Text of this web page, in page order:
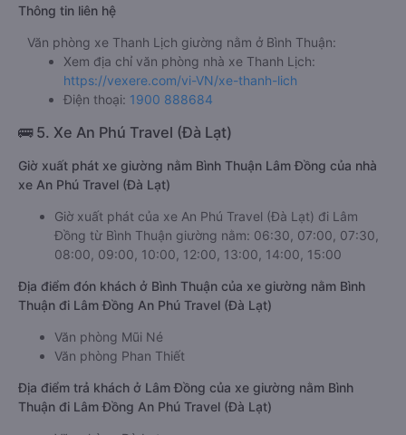
Thông tin liên hệ
Văn phòng xe Thanh Lịch giường nằm ở Bình Thuận:
Xem địa chỉ văn phòng nhà xe Thanh Lịch:
https://vexere.com/vi-VN/xe-thanh-lich
Điện thoại: 1900 888684
🚌 5. Xe An Phú Travel (Đà Lạt)
Giờ xuất phát xe giường nằm Bình Thuận Lâm Đồng của nhà
xe An Phú Travel (Đà Lạt)
Giờ xuất phát của xe An Phú Travel (Đà Lạt) đi Lâm
Đồng từ Bình Thuận giường nằm: 06:30, 07:00, 07:30,
08:00, 09:00, 10:00, 12:00, 13:00, 14:00, 15:00
Địa điểm đón khách ở Bình Thuận của xe giường nằm Bình
Thuận đi Lâm Đồng An Phú Travel (Đà Lạt)
Văn phòng Mũi Né
Văn phòng Phan Thiết
Địa điểm trả khách ở Lâm Đồng của xe giường nằm Bình
Thuận đi Lâm Đồng An Phú Travel (Đà Lạt)